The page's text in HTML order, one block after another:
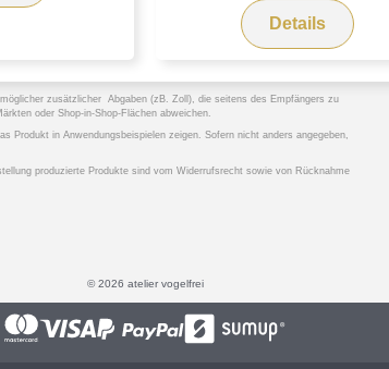
Details
zusätzlicher Abgaben (zB. Zoll), die seitens des Empfängers zu
oder Shop-in-Shop-Flächen abweichen.
Produkt in Anwendungsbeispielen zeigen. Sofern nicht anders angegeben,
produzierte Produkte sind vom Widerrufsrecht sowie von Rücknahme
© 2026 atelier vogelfrei